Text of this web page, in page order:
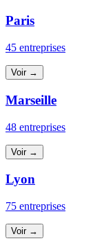
Paris
45 entreprises
Voir →
Marseille
48 entreprises
Voir →
Lyon
75 entreprises
Voir →